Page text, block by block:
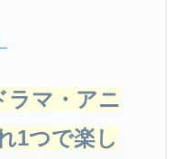
ラマ・アニ
1つで楽し